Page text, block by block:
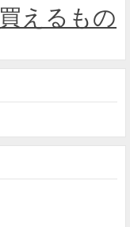
買えるもの